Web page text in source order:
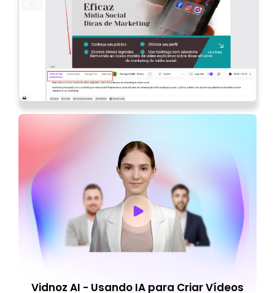
Vidnoz AI - Usando IA para Criar Vídeos